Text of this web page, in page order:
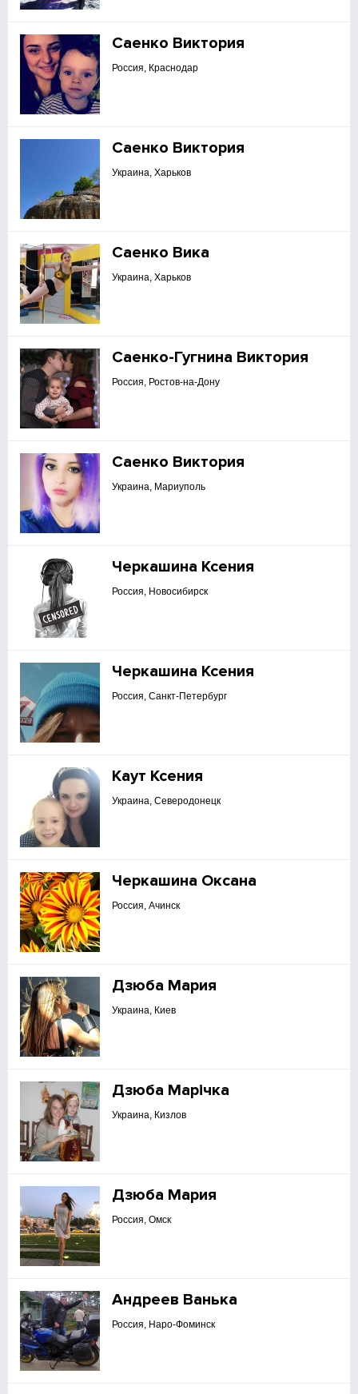
Саенко Виктория
Россия, Краснодар
Саенко Виктория
Украина, Харьков
Саенко Вика
Украина, Харьков
Саенко-Гугнина Виктория
Россия, Ростов-на-Дону
Саенко Виктория
Украина, Мариуполь
Черкашина Ксения
Россия, Новосибирск
Черкашина Ксения
Россия, Санкт-Петербург
Каут Ксения
Украина, Северодонецк
Черкашина Оксана
Россия, Ачинск
Дзюба Мария
Украина, Киев
Дзюба Марічка
Украина, Кизлов
Дзюба Мария
Россия, Омск
Андреев Ванька
Россия, Наро-Фоминск